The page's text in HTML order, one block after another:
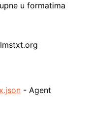
u formatima
- Agent